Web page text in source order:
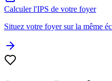
Calculer l'IPS de votre foyer
Situez votre foyer sur la même